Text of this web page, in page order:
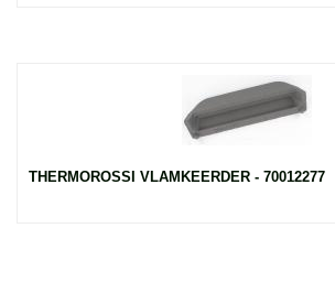
THERMOROSSI VLAMKEERDER - 70012277